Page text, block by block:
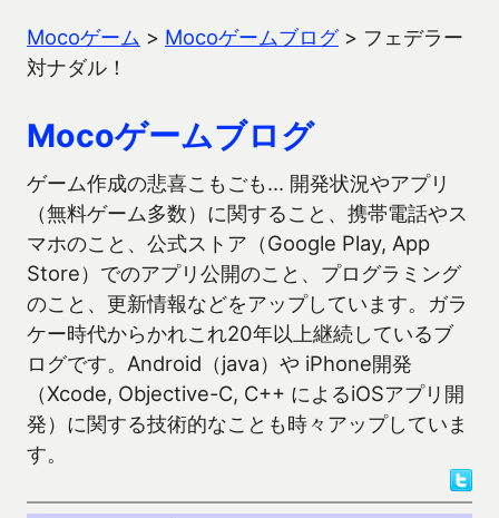
Mocoゲーム > Mocoゲームブログ> フェデラー
対ナダル！
Mocoゲームブログ
ゲーム作成の悲喜こもごも… 開発状況やアプリ
（無料ゲーム多数）に関すること、携帯電話やス
マホのこと、公式ストア（Google Play, App
Store）でのアプリ公開のこと、プログラミング
のこと、更新情報などをアップしています。ガラ
ケー時代からかれこれ20年以上継続しているブ
ログです。Android（java）や iPhone開発
（Xcode, Objective-C, C++ によるiOSアプリ開
発）に関する技術的なことも時々アップしていま
す。